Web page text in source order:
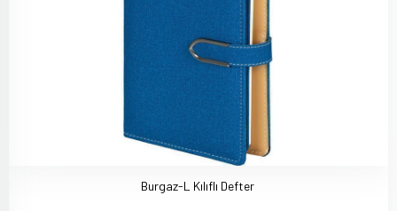
Burgaz-L Kılıflı Defter